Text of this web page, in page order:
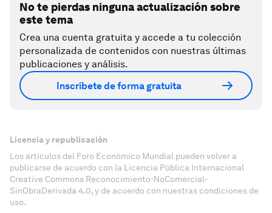
No te pierdas ninguna actualización sobre
este tema
Crea una cuenta gratuita y accede a tu colección
personalizada de contenidos con nuestras últimas
publicaciones y análisis.
Inscríbete de forma gratuita
Licencia y republicación
Los artículos del Foro Económico Mundial pueden volver a
publicarse de acuerdo con la Licencia Pública Internacional
Creative Commons Reconocimiento-NoComercial-
SinObraDerivada 4.0, y de acuerdo con nuestras condiciones de
uso.